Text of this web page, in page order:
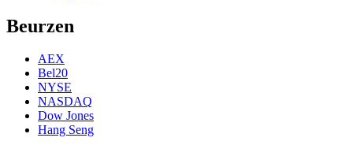
Beurzen
AEX
Bel20
NYSE
NASDAQ
Dow Jones
Hang Seng